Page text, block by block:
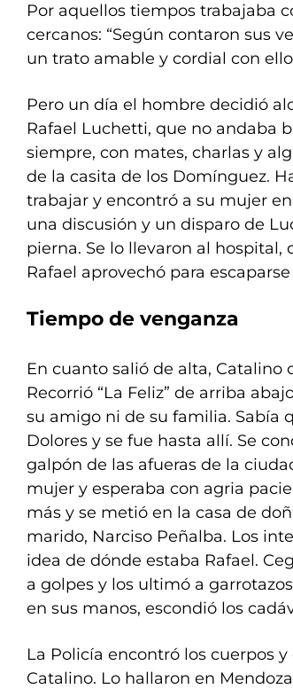
Por aquellos tiempos trabajaba
cercanos: “Según contaron sus
un trato amable y cordial con
Pero un día el hombre decidió
Rafael Luchetti, que no andaba
siempre, con mates, charlas y
de la casita de los Domínguez.
trabajar y encontró a su mujer
una discusión y un disparo de
pierna. Se lo llevaron al
Rafael aprovechó para
Tiempo de venganza
En cuanto salió de alta, Catalino
Recorrió “La Feliz” de arriba
su amigo ni de su familia. Sabía
Dolores y se fue hasta allí. Se
galpón de las afueras de la
mujer y esperaba con agria
más y se metió en la casa de
marido, Narciso Peñalba. Los
idea de dónde estaba Rafael.
a golpes y los ultimó a
en sus manos, escondió los
La Policía encontró los cuerpos
Catalino. Lo hallaron en